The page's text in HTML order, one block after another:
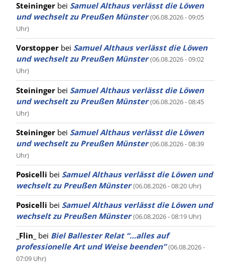
Steininger bei Samuel Althaus verlässt die Löwen
und wechselt zu Preußen Münster (06.08.2026 - 09:05
Uhr)
Vorstopper bei Samuel Althaus verlässt die Löwen
und wechselt zu Preußen Münster (06.08.2026 - 09:02
Uhr)
Steininger bei Samuel Althaus verlässt die Löwen
und wechselt zu Preußen Münster (06.08.2026 - 08:45
Uhr)
Steininger bei Samuel Althaus verlässt die Löwen
und wechselt zu Preußen Münster (06.08.2026 - 08:39
Uhr)
Posicelli bei Samuel Althaus verlässt die Löwen und
wechselt zu Preußen Münster (06.08.2026 - 08:20 Uhr)
Posicelli bei Samuel Althaus verlässt die Löwen und
wechselt zu Preußen Münster (06.08.2026 - 08:19 Uhr)
_Flin_ bei Biel Ballester Relat “…alles auf
professionelle Art und Weise beenden” (06.08.2026 -
07:09 Uhr)